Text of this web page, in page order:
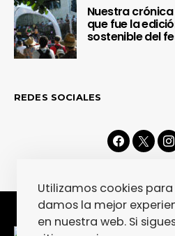
Nuestra
que fue la
sostenible del
REDES SOCIALES
Utilizamos cookies
damos la mejor
en nuestra web. Si